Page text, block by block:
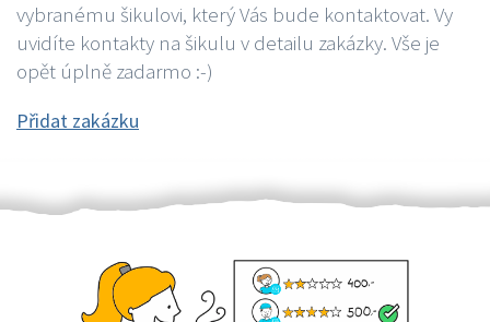
vybranému šikulovi, který Vás bude kontaktovat. Vy
uvidíte kontakty na šikulu v detailu zakázky. Vše je
opět úplně zadarmo :-)
Přidat zakázku